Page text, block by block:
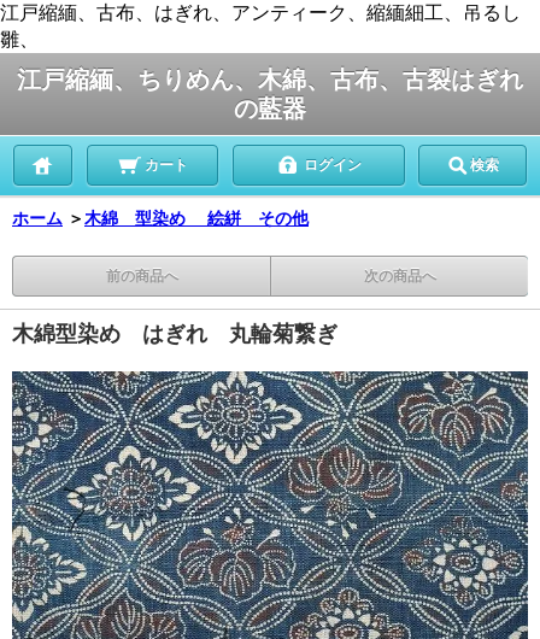
江戸縮緬、古布、はぎれ、アンティーク、縮緬細工、吊るし
雛、
江戸縮緬、ちりめん、木綿、古布、古裂はぎれ
の藍器
カート ログイン 検索
ホーム ＞木綿 型染め 絵絣 その他
前の商品へ 次の商品へ
木綿型染め はぎれ 丸輪菊繋ぎ